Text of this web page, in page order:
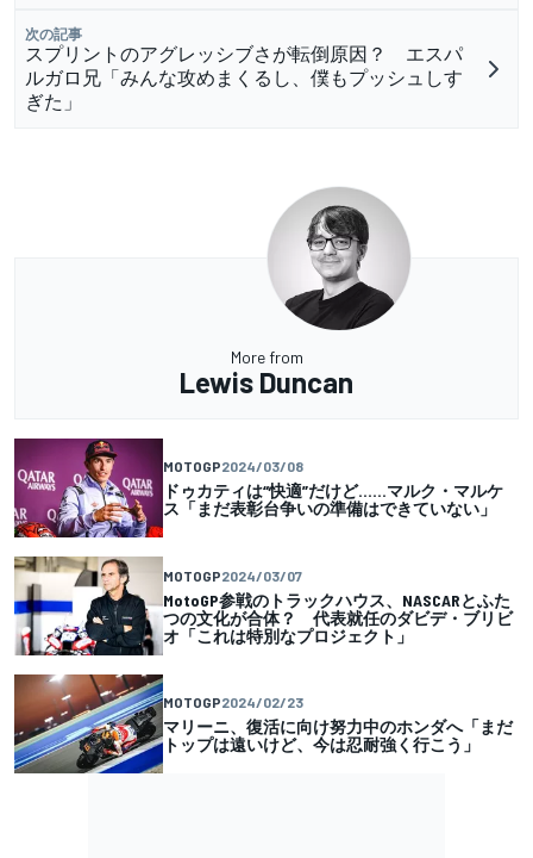
次の記事
スプリントのアグレッシブさが転倒原因？ エスパ
ルガロ兄「みんな攻めまくるし、僕もプッシュしす
ぎた」
More from
Lewis Duncan
MOTOGP2024/03/08
ドゥカティは“快適”だけど……マルク・マルケ
ス「まだ表彰台争いの準備はできていない」
MOTOGP2024/03/07
MotoGP参戦のトラックハウス、NASCARとふた
つの文化が合体？ 代表就任のダビデ・ブリビ
オ「これは特別なプロジェクト」
MOTOGP2024/02/23
マリーニ、復活に向け努力中のホンダへ「まだ
トップは遠いけど、今は忍耐強く行こう」